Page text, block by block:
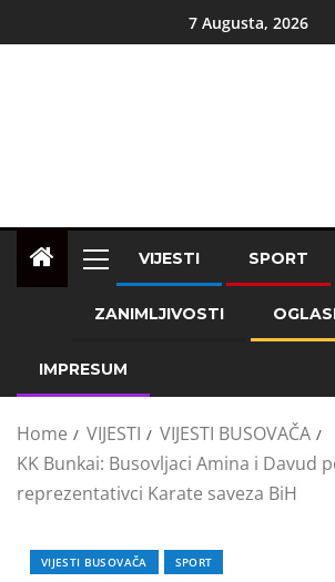
7 Augusta, 2026
VIJESTI SPORT
ZANIMLJIVOSTI
IMPRESUM
Home VIJESTI
VIJESTI BUSOVAČA
KK Bunkai: Busovljaci Amina i Davud
reprezentativci Karate saveza BiH
VIJESTI BUSOVAČA SPORT